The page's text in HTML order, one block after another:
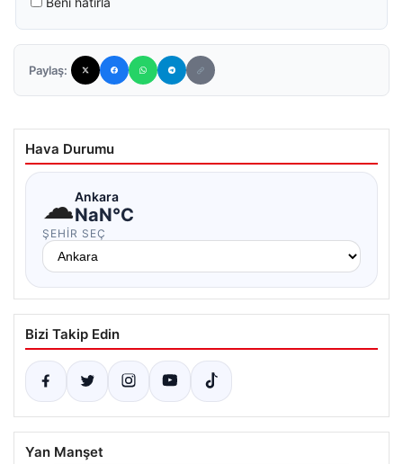
Paylaş:
Hava Durumu
☁Ankara
NaN°C
ŞEHIR SEÇ
Bizi Takip Edin
Yan Manşet